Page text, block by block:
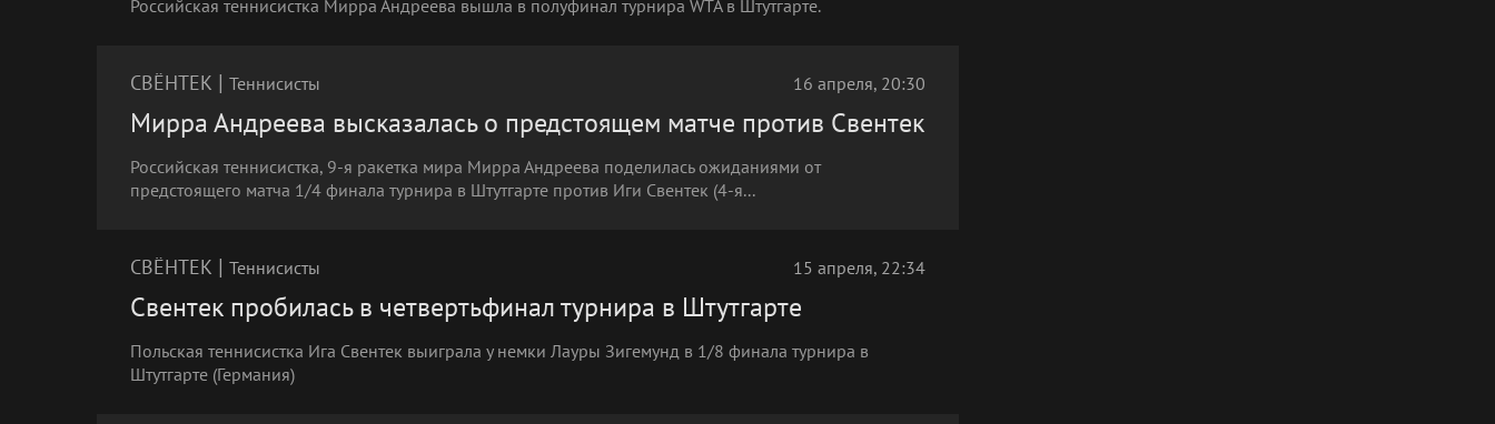
Российская теннисистка Мирра Андреева вышла в полуфинал турнира WTA в Штутгарте.
СВЁНТЕК | Теннисисты 16 апреля, 20:30
Мирра Андреева высказалась о предстоящем матче против Свентек
Российская теннисистка, 9-я ракетка мира Мирра Андреева поделилась ожиданиями от
предстоящего матча 1/4 финала турнира в Штутгарте против Иги Свентек (4-я...
СВЁНТЕК | Теннисисты 15 апреля, 22:34
Свентек пробилась в четвертьфинал турнира в Штутгарте
Польская теннисистка Ига Свентек выиграла у немки Лауры Зигемунд в 1/8 финала турнира в
Штутгарте (Германия)